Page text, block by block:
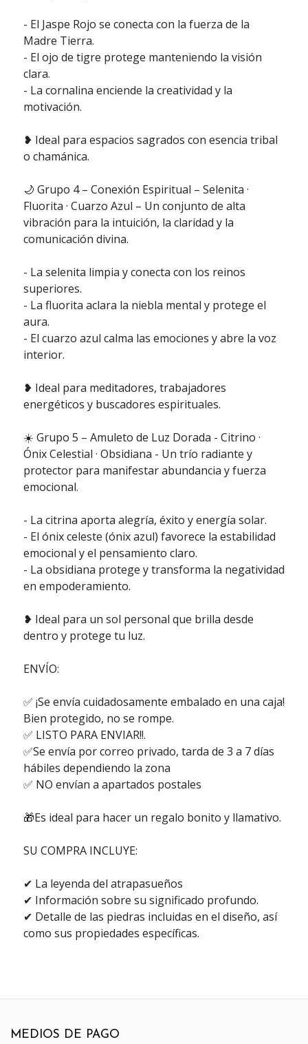
- El Jaspe Rojo se conecta con la fuerza de la
Madre Tierra.
- El ojo de tigre protege manteniendo la visión
clara.
- La cornalina enciende la creatividad y la
motivación.
❥ Ideal para espacios sagrados con esencia tribal
o chamánica.
🌙 Grupo 4 – Conexión Espiritual – Selenita ·
Fluorita · Cuarzo Azul – Un conjunto de alta
vibración para la intuición, la claridad y la
comunicación divina.
- La selenita limpia y conecta con los reinos
superiores.
- La fluorita aclara la niebla mental y protege el
aura.
- El cuarzo azul calma las emociones y abre la voz
interior.
❥ Ideal para meditadores, trabajadores
energéticos y buscadores espirituales.
☀️ Grupo 5 – Amuleto de Luz Dorada - Citrino ·
Ónix Celestial · Obsidiana - Un trío radiante y
protector para manifestar abundancia y fuerza
emocional.
- La citrina aporta alegría, éxito y energía solar.
- El ónix celeste (ónix azul) favorece la estabilidad
emocional y el pensamiento claro.
- La obsidiana protege y transforma la negatividad
en empoderamiento.
❥ Ideal para un sol personal que brilla desde
dentro y protege tu luz.
ENVÍO:
✅ ¡Se envía cuidadosamente embalado en una caja!
Bien protegido, no se rompe.
✅ LISTO PARA ENVIAR!!.
✅Se envía por correo privado, tarda de 3 a 7 días
hábiles dependiendo la zona
✅ NO envían a apartados postales
🎁Es ideal para hacer un regalo bonito y llamativo.
SU COMPRA INCLUYE:
✔ La leyenda del atrapasueños
✔ Información sobre su significado profundo.
✔ Detalle de las piedras incluidas en el diseño, así
como sus propiedades específicas.
MEDIOS DE PAGO